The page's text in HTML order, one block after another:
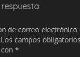
de correo electrónico
Los campos
*